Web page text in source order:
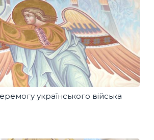
українського війська